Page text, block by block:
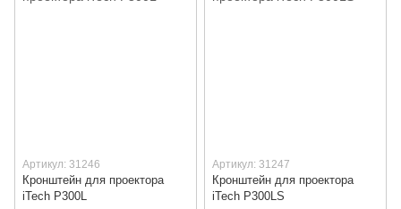
Артикул: 31246
Кронштейн для проектора
iTech P300L
Артикул: 31247
Кронштейн для проектора
iTech P300LS